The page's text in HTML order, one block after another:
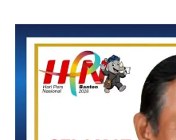
mengabaikan surat dari
Lembaganya meminta kepada
menerapkan regulasi aturan
sekaligus meminta
Menara Biru Resources ( MBR